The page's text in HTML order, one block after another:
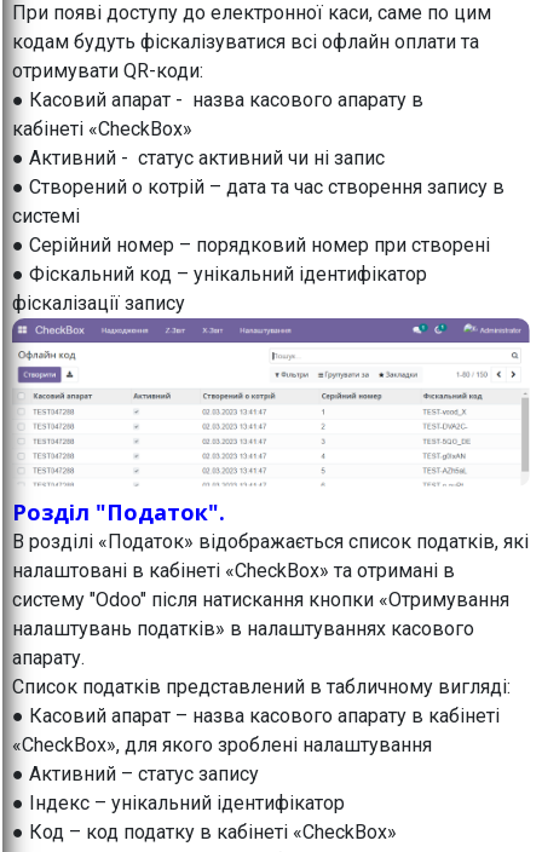
При появі доступу до електронної каси, саме по цим
кодам будуть фіскалізуватися всі офлайн оплати та
отримувати QR-коди:
● Касовий апарат - назва касового апарату в
кабінеті «CheckBox»
● Активний - статус активний чи ні запис
● Створений о котрій – дата та час створення запису в
системі
● Серійний номер – порядковий номер при створені
● Фіскальний код – унікальний ідентифікатор
фіскалізації запису
Розділ "Податок".
В розділі «Податок» відображається список податків, які
налаштовані в кабінеті «CheckBox» та отримані в
систему "Odoo" після натискання кнопки «Отримування
налаштувань податків» в налаштуваннях касового
апарату.
Список податків представлений в табличному вигляді:
● Касовий апарат – назва касового апарату в кабінеті
«CheckBox», для якого зроблені налаштування
● Активний – статус запису
● Індекс – унікальний ідентифікатор
● Код – код податку в кабінеті «CheckBox»